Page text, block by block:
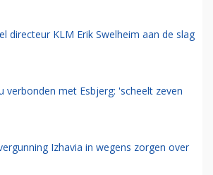
directeur KLM Erik Swelheim aan de slag
verbonden met Esbjerg: 'scheelt zeven
Izhavia in wegens zorgen over